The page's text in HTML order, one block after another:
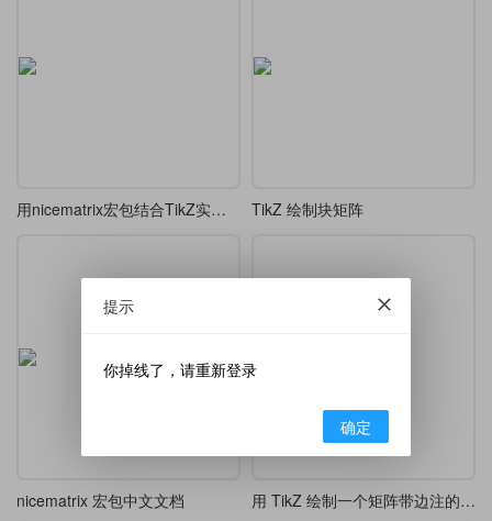
用nicematrix宏包结合TikZ实现开平方竖式笔算排版 TikZ 绘制块矩阵
nicematrix 宏包中文文档 用 TikZ 绘制一个矩阵带边注的示例
提示
你掉线了，请重新登录
确定